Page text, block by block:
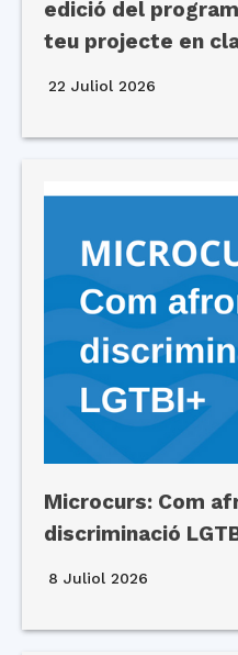
edició del
teu projecte en
22 Juliol 2026
Microcurs: Com
discriminació
8 Juliol 2026